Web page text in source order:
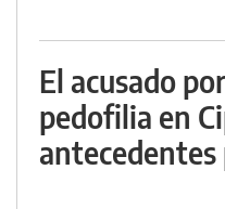
El acusado
pedofilia en